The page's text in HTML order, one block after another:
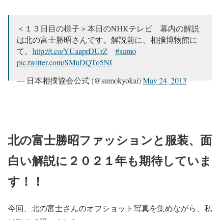
＜１３日目の様子＞本日のNHKテレビ 幕内の解説
は北の富士勝昭さんです。解説前に、相撲博物館に
て。 http://t.co/YUaaprDUrZ
#sumo
pic.twitter.com/SMuDQTo5NI
— 日本相撲協会公式 (@sumokyokai)May 24, 2013
北の富士勝昭ファッションと服装、面
白い解説に２０２１年も期待していま
す！！
今回、北の富士さんのオフショット写真を集めながら、私